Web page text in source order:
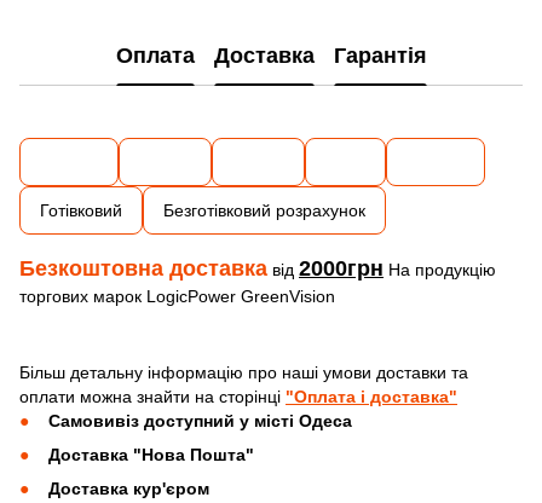
Оплата Доставка Гарантія
Готівковий Безготівковий розрахунок
Безкоштовна доставка від 2000грн На продукцію
торгових марок LogicPower GreenVision
Більш детальну інформацію про наші умови доставки та
оплати можна знайти на сторінці "Оплата і доставка"
Самовивіз доступний у місті Одеса
Доставка "Нова Пошта"
Доставка кур'єром